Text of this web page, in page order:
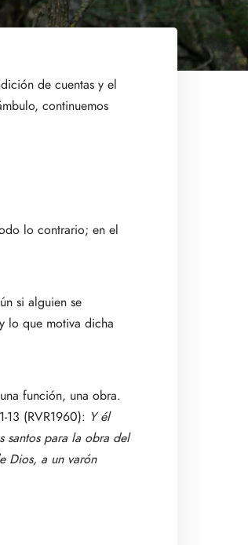
de cuentas y el
continuemos
lo contrario; en el
si alguien se
lo que motiva dicha
función, una obra.
13 (RVR1960): Y él
santos para la obra del
Dios, a un varón